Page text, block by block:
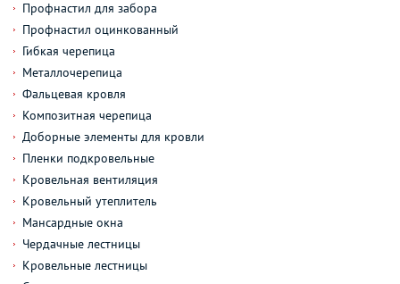
Профнастил для забора
Профнастил оцинкованный
Гибкая черепица
Металлочерепица
Фальцевая кровля
Композитная черепица
Доборные элементы для кровли
Пленки подкровельные
Кровельная вентиляция
Кровельный утеплитель
Мансардные окна
Чердачные лестницы
Кровельные лестницы